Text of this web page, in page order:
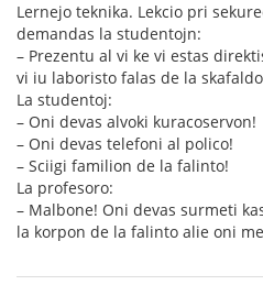
Lernejo teknika. Lekcio pri
demandas la studentojn:
– Prezentu al vi ke vi estas
vi iu laboristo falas de la
La studentoj:
– Oni devas alvoki kuracoservon!
– Oni devas telefoni al polico!
– Sciigi familion de la falinto!
La profesoro:
– Malbone! Oni devas surmeti
la korpon de la falinto alie oni